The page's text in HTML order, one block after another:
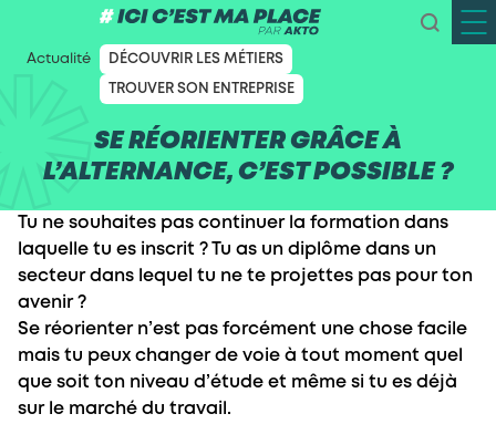
Actualité DÉCOUVRIR LES MÉTIERS
TROUVER SON ENTREPRISE
SE RÉORIENTER GRÂCE À
L’ALTERNANCE, C’EST POSSIBLE ?
Tu ne souhaites pas continuer la formation dans
laquelle tu es inscrit ? Tu as un diplôme dans un
secteur dans lequel tu ne te projettes pas pour ton
avenir ?
Se réorienter n’est pas forcément une chose facile
mais tu peux changer de voie à tout moment quel
que soit ton niveau d’étude et même si tu es déjà
sur le marché du travail.